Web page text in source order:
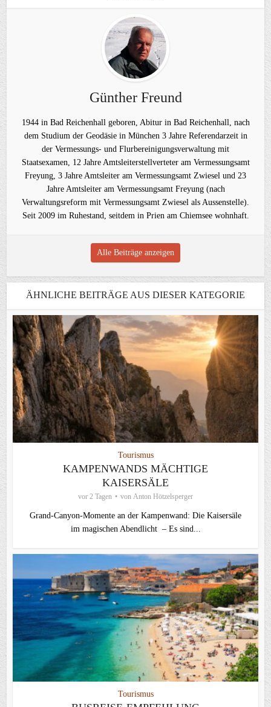
Günther Freund
1944 in Bad Reichenhall geboren, Abitur in Bad Reichenhall, nach
dem Studium der Geodäsie in München 3 Jahre Referendarzeit in
der Vermessungs- und Flurbereinigungsverwaltung mit
Staatsexamen, 12 Jahre Amtsleiterstellverteter am Vermessungsamt
Freyung, 3 Jahre Amtsleiter am Vermessungsamt Zwiesel und 23
Jahre Amtsleiter am Vermessungsamt Freyung (nach
Verwaltungsreform mit Vermessungsamt Zwiesel als Aussenstelle).
Seit 2009 im Ruhestand, seitdem in Prien am Chiemsee wohnhaft.
Alle Beiträge anzeigen
ÄHNLICHE BEITRÄGE AUS DIESER KATEGORIE
Tourismus
KAMPENWANDS MÄCHTIGE
KAISERSÄLE
vor 2 Tagen von Anton Hötzelsperger
Grand-Canyon-Momente an der Kampenwand: Die Kaisersäle
im magischen Abendlicht – Es sind...
Tourismus